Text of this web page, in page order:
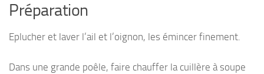
Préparation
Eplucher et laver l’ail et l’oignon, les émincer finement.
Dans une grande poêle, faire chauffer la cuillère à soupe